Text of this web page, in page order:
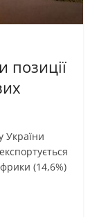
позиції
України
(14,6%)